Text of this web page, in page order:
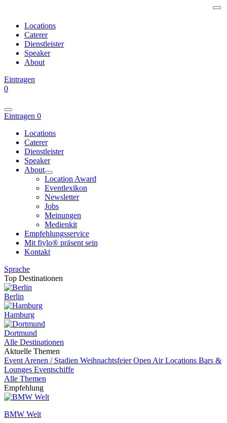
Locations
Caterer
Dienstleister
Speaker
About
Eintragen
0
Eintragen 0
Locations
Caterer
Dienstleister
Speaker
About
Location Award
Eventlexikon
Newsletter
Jobs
Meinungen
Medienkit
Empfehlungsservice
Mit fiylo® präsent sein
Kontakt
Sprache
Top Destinationen
Berlin
Hamburg
Dortmund
Alle Destinationen
Aktuelle Themen
Event Arenen / Stadien WeihnachtsfeierOpen Air Locations Bars &
Lounges Eventschiffe
Alle Themen
Empfehlung
BMW Welt